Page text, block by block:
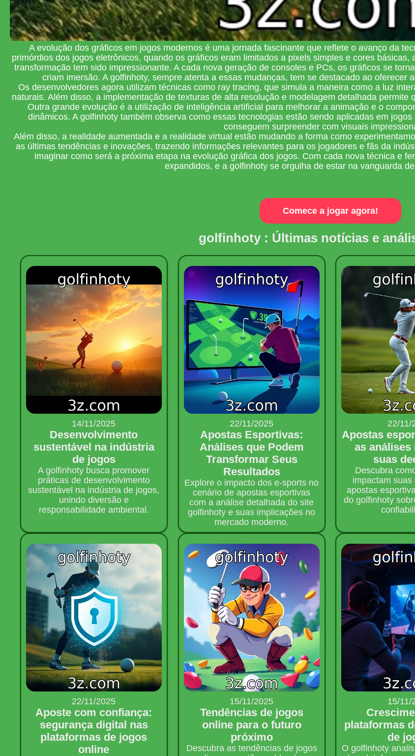
A evolução dos gráficos em jogos modernos é uma jornada fascinante que reflete o avanço da
primórdios dos jogos eletrônicos, quando os gráficos eram limitados a pixels simples e cores
transformação tem sido impressionante. A cada nova geração de consoles e PCs, os gráficos se
criam imersão. A golfinhoty, sempre atenta a essas mudanças, tem se destacado ao oferecer
Os desenvolvedores agora utilizam técnicas como ray tracing, que simula a maneira como a luz
naturais. Além disso, a implementação de texturas de alta resolução e modelagem detalhada
Outra grande evolução é a utilização de inteligência artificial para melhorar a animação e o
dinâmicos. A golfinhoty também observa como essas tecnologias estão sendo aplicadas em
conseguem surpreender com visuais
Além disso, a realidade aumentada e a realidade virtual estão mudando a forma como
as últimas tendências e inovações, trazendo informações relevantes para os jogadores e fãs da
imaginar como será a próxima etapa na evolução gráfica dos jogos. Com cada nova técnica e
expandidos, e a golfinhoty se orgulha de estar na vanguarda
Comece a jogar agora!
golfinhoty : Últimas notícias e
14/11/2025
Desenvolvimento
sustentável na indústria
de jogos
A golfinhoty busca promover
práticas de desenvolvimento
sustentável na indústria de jogos,
unindo diversão e
responsabilidade ambiental.
22/11/2025
Apostas Esportivas:
Análises que Podem
Transformar Seus
Resultados
Explore o impacto dos e-sports no
cenário de apostas esportivas
com a análise detalhada do site
golfinhoty e suas implicações no
mercado moderno.
22/11/
Apostas
as análises
suas
Descubra
impactam
apostas
do golfinhoty
22/11/2025
Aposte com confiança:
segurança digital nas
plataformas de jogos
online
15/11/2025
Tendências de jogos
online para o futuro
próximo
Descubra as tendências de jogos
15/11/
plataformas
de
O golfinhoty